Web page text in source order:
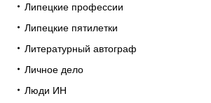
Липецкие профессии
Липецкие пятилетки
Литературный автограф
Личное дело
Люди ИН